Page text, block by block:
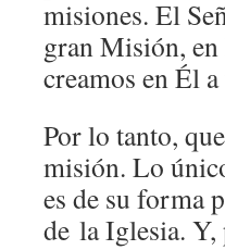
misiones. El
gran Misión,
creamos en Él
Por lo tanto,
misión. Lo
es de su forma
de la Iglesia. Y,